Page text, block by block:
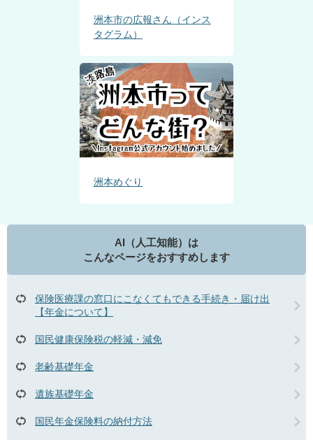
洲本市の広報さん（インス
タグラム）
洲本めぐり
AI（人工知能）は
こんなページをおすすめします
保険医療課の窓口にこなくてもできる手続き・届け出
【年金について】
国民健康保険税の軽減・減免
老齢基礎年金
遺族基礎年金
国民年金保険料の納付方法